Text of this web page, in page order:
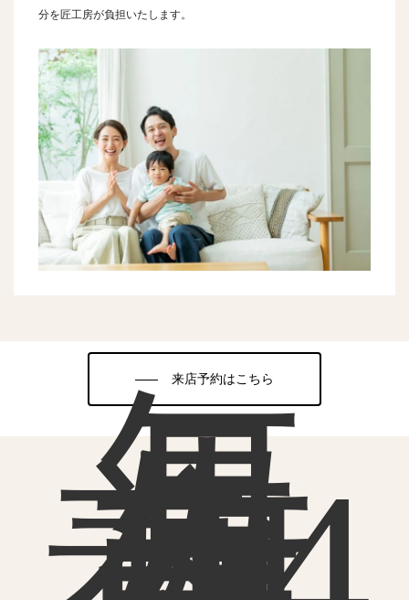
分を匠⼯房が負担いたします。
来店予約はこちら
毎
月
先